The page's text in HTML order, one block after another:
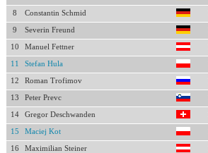
8 Constantin Schmid
9 Severin Freund
10 Manuel Fettner
11 Stefan Hula
12 Roman Trofimov
13 Peter Prevc
14 Gregor Deschwanden
15 Maciej Kot
16 Maximilian Steiner